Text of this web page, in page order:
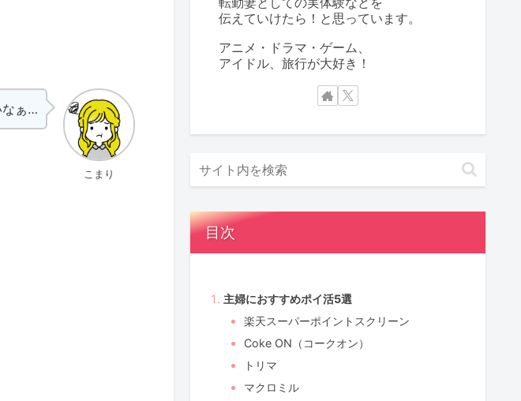
こまり
なぁ…
伝えていけたら！と思っています。
アニメ・ドラマ・ゲーム、
アイドル、旅行が大好き！
目次
主婦におすすめポイ活5選
楽天スーパーポイントスクリーン
Coke ON（コークオン）
トリマ
マクロミル